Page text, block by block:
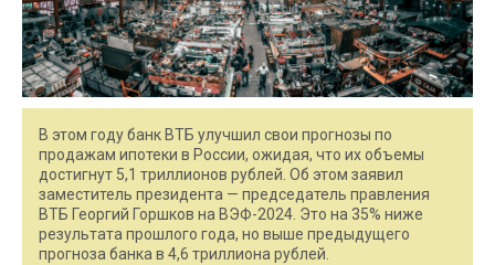
В этом году банк ВТБ улучшил свои прогнозы по
продажам ипотеки в России, ожидая, что их объемы
достигнут 5,1 триллионов рублей. Об этом заявил
заместитель президента — председатель правления
ВТБ Георгий Горшков на ВЭФ-2024. Это на 35% ниже
результата прошлого года, но выше предыдущего
прогноза банка в 4,6 триллиона рублей.